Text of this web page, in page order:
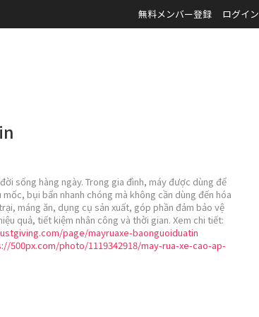
無料メンバー登録 ログイン
sống hàng ngày. Trong gia đình, máy được dùng để
bụi bẩn nhanh chóng mà không cần dùng đến hóa
máng ăn, dụng cụ sản xuất, góp phần đảm bảo vệ
quả, tiết kiệm nhân công và thời gian. Xem chi tiết:
page/mayruaxe-baonguoiduatin
500px.com/photo/1119342918/may-rua-xe-cao-ap-